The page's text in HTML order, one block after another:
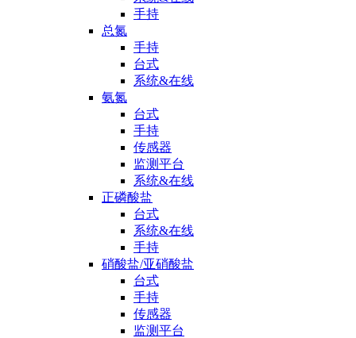
手持
总氮
手持
台式
系统&在线
氨氮
台式
手持
传感器
监测平台
系统&在线
正磷酸盐
台式
系统&在线
手持
硝酸盐/亚硝酸盐
台式
手持
传感器
监测平台